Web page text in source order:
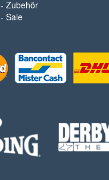
- Zubehör
- Sale